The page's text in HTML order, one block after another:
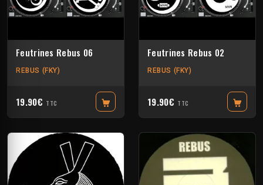
Feutrines Rebus 06
REBUS (FKY)
19.90€ TTC
Feutrines Rebus 02
REBUS (FKY)
19.90€ TTC